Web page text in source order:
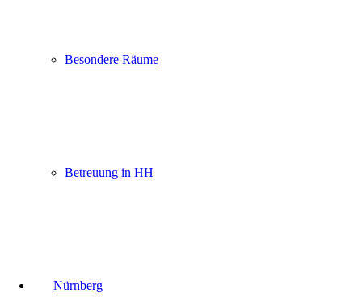
Besondere Räume
Betreuung in HH
Nürnberg